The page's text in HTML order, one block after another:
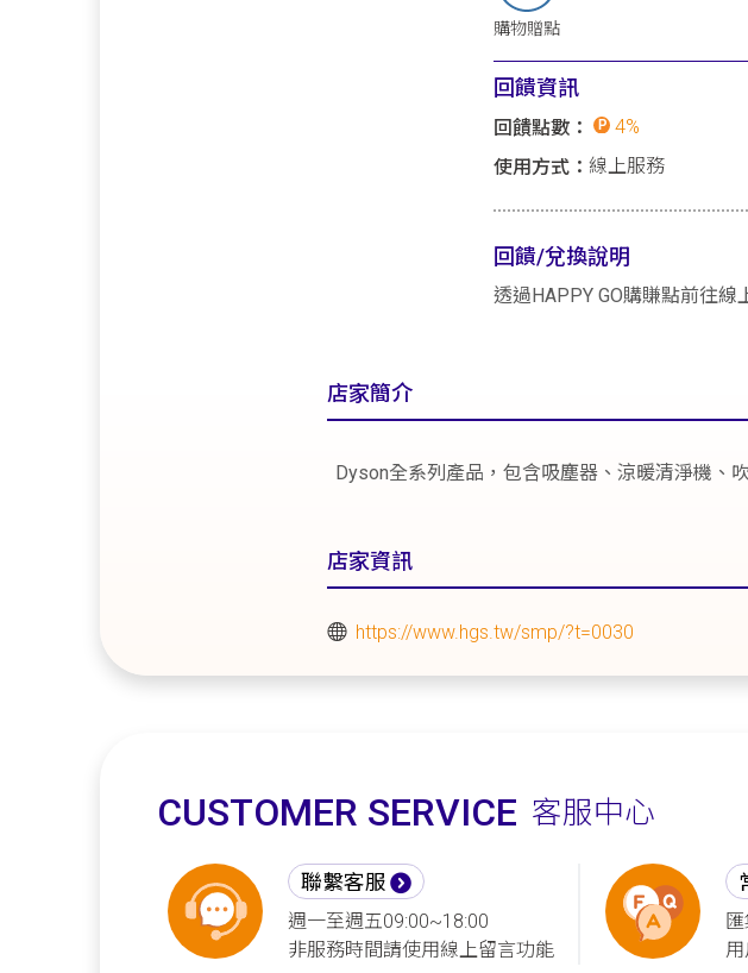
購物贈點
回饋資訊
回饋點數：
4%
使用方式：線上服務
回饋/兌換說明
透過HAPPY GO購賺點前往
店家簡介
Dyson全系列產品，包含吸塵器、涼暖清淨機、
店家資訊
https://www.hgs.tw/smp/?t=0030
CUSTOMER SERVICE 客服中心
聯繫客服
週一至週五09:00~18:00
非服務時間請使用線上留言功能